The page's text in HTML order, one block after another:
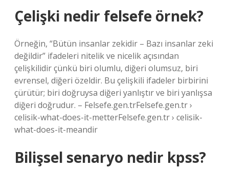
Çelişki nedir felsefe örnek?
Örneğin, “Bütün insanlar zekidir – Bazı insanlar zeki
değildir” ifadeleri nitelik ve nicelik açısından
çelişkilidir çünkü biri olumlu, diğeri olumsuz, biri
evrensel, diğeri özeldir. Bu çelişkili ifadeler birbirini
çürütür; biri doğruysa diğeri yanlıştır ve biri yanlışsa
diğeri doğrudur. – Felsefe.gen.trFelsefe.gen.tr ›
celisik-what-does-it-metterFelsefe.gen.tr › celisik-
what-does-it-meandir
Bilişsel senaryo nedir kpss?